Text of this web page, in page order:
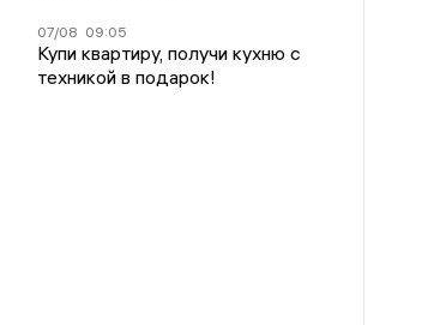
07/08 09:05
Купи квартиру, получи кухню с
техникой в подарок!